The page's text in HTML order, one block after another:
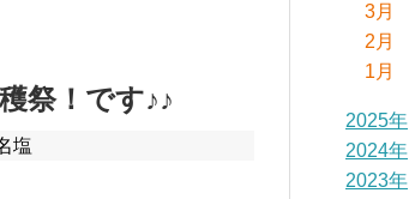
祭！です♪♪
塩
3月
2月
1月
2025年
2024年
2023年